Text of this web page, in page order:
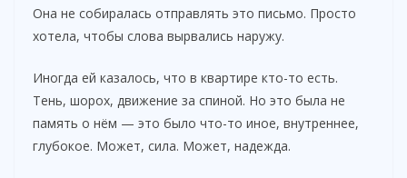
Она не собиралась отправлять это письмо. Просто
хотела, чтобы слова вырвались наружу.
Иногда ей казалось, что в квартире кто-то есть.
Тень, шорох, движение за спиной. Но это была не
память о нём — это было что-то иное, внутреннее,
глубокое. Может, сила. Может, надежда.